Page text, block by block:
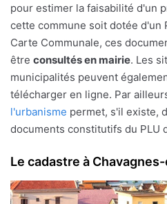
pour estimer la faisabilité d'un
cette commune soit dotée d'un
Carte Communale, ces
être consultés en mairie. Les
municipalités peuvent
télécharger en ligne. Par
l'urbanisme permet, s'il existe,
documents constitutifs du PLU
Le cadastre à